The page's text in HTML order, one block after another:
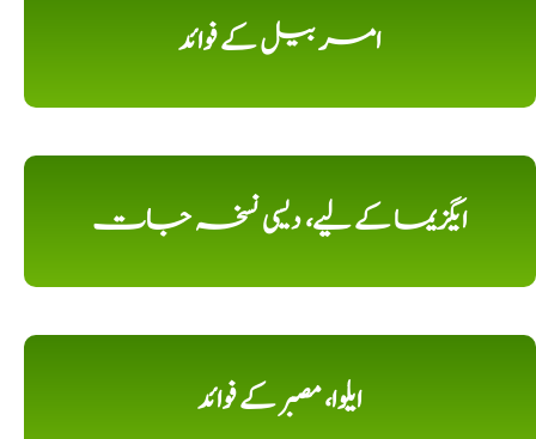
امر بیل کے فوائد
ایگزیما کے لیے، دیسی نسخہ جات
ایلوا، مصبر کے فوائد